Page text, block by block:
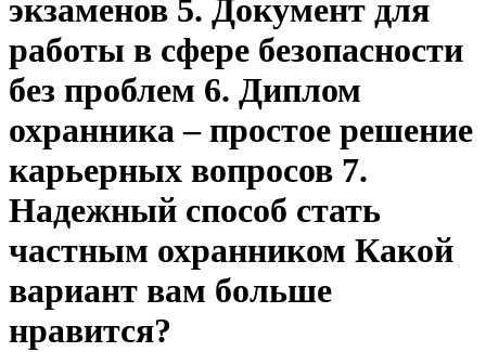
экзаменов 5. Документ для
работы в сфере безопасности
без проблем 6. Диплом
охранника – простое решение
карьерных вопросов 7.
Надежный способ стать
частным охранником Какой
вариант вам больше
нравится?